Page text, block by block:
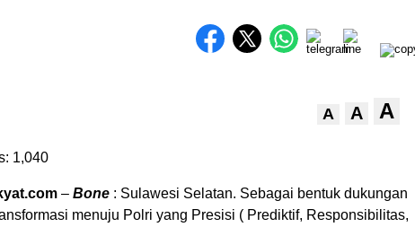
A A A
1,040
– Bone : Sulawesi Selatan. Sebagai bentuk dukungan
menuju Polri yang Presisi ( Prediktif, Responsibilitas,